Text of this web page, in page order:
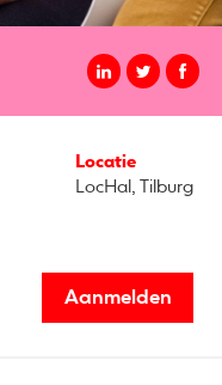
Locatie
LocHal, Tilburg
Aanmelden